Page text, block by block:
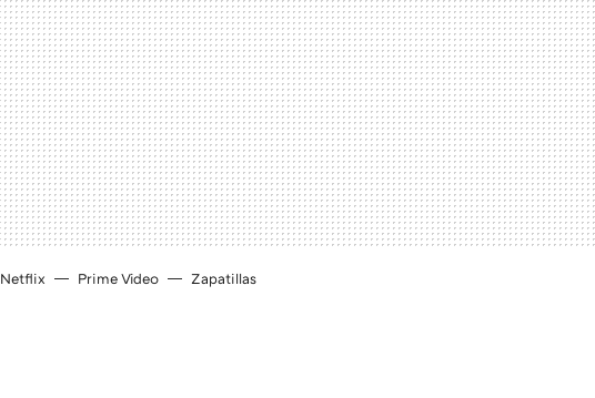
Netflix Prime Video Zapatillas